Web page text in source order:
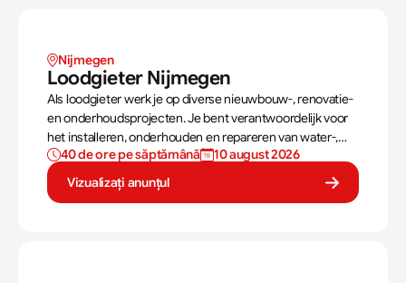
Nijmegen
Loodgieter Nijmegen
Als loodgieter werk je op diverse nieuwbouw-, renovatie-
en onderhoudsprojecten. Je bent verantwoordelijk voor
het installeren, onderhouden en repareren van water-,
gas- en afvoersystemen. Jij zorgt ervoor dat installaties
veilig, goed werkend en volgens de juiste normen worden
aangelegd.
40 de ore pe săptămână
10 august 2026
Vizualizați anunțul